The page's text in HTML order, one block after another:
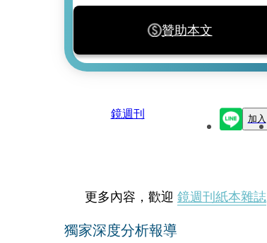
贊助本文
鏡週刊 加入
更多內容，歡迎 鏡週刊紙本雜誌
獨家深度分析報導